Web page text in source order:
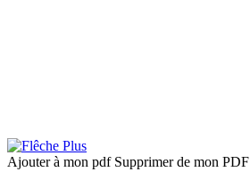
Ajouter à mon pdf Supprimer de mon PDF